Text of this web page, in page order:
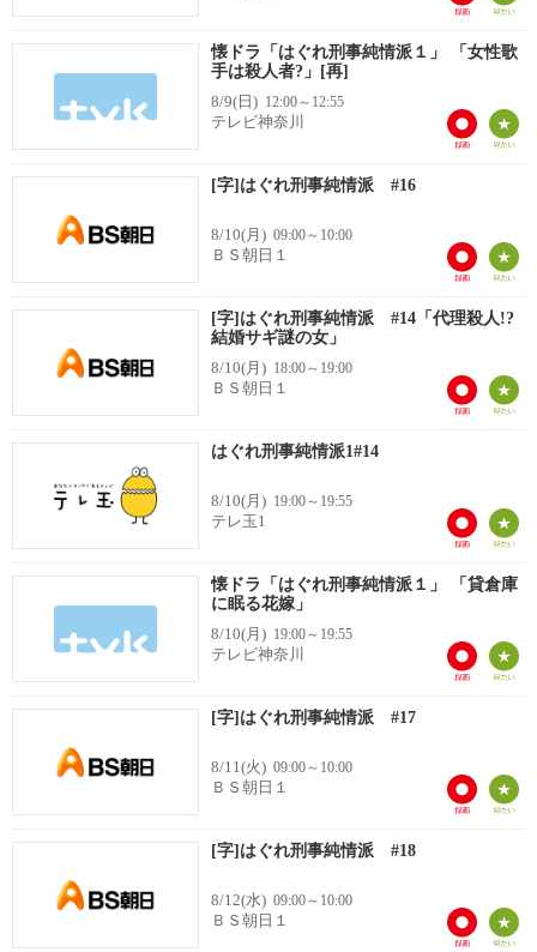
懐ドラ「はぐれ刑事純情派１」 「女性歌
手は殺人者?」[再]
8/9(日) 12:00～12:55
テレビ神奈川
[字]はぐれ刑事純情派 #16
8/10(月) 09:00～10:00
ＢＳ朝日１
[字]はぐれ刑事純情派 #14「代理殺人!?
結婚サギ謎の女」
8/10(月) 18:00～19:00
ＢＳ朝日１
はぐれ刑事純情派1#14
8/10(月) 19:00～19:55
テレ玉1
懐ドラ「はぐれ刑事純情派１」 「貸倉庫
に眠る花嫁」
8/10(月) 19:00～19:55
テレビ神奈川
[字]はぐれ刑事純情派 #17
8/11(火) 09:00～10:00
ＢＳ朝日１
[字]はぐれ刑事純情派 #18
8/12(水) 09:00～10:00
ＢＳ朝日１